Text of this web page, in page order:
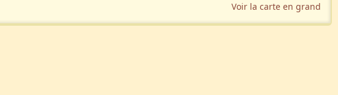
Voir la carte en grand